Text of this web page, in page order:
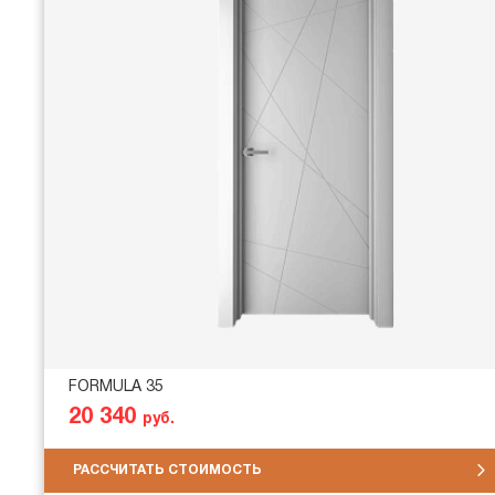
FORMULA 35
20 340 руб.
РАССЧИТАТЬ СТОИМОСТЬ